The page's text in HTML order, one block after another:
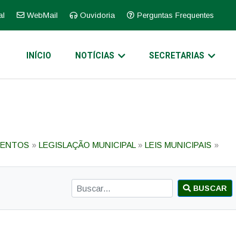
WebMail Ouvidoria Perguntas Frequentes
INÍCIO NOTÍCIAS SECRETARIAS
» LEGISLAÇÃO MUNICIPAL » LEIS MUNICIPAIS »
BUSCAR